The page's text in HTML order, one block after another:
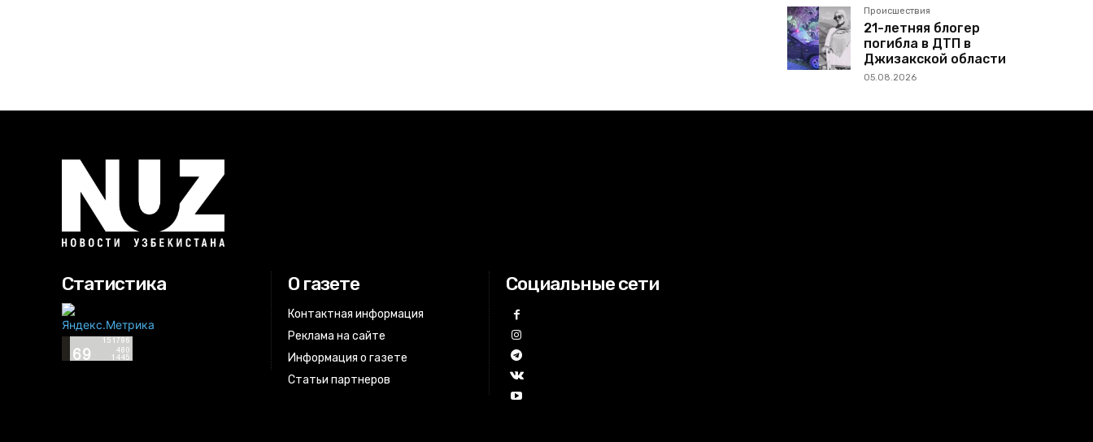
Происшествия
21-летняя блогер
погибла в ДТП в
Джизакской области
05.08.2026
Статистика О газете
Контактная информация
Реклама на сайте
Информация о газете
Статьи партнеров
Социальные сети